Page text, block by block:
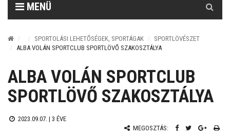
MENÜ
SPORTOLÁSI LEHETŐSÉGEK, SPORTÁGAK
SPORTLÖVÉSZET
ALBA VOLÁN SPORTCLUB SPORTLÖVŐ SZAKOSZTÁLYA
ALBA VOLÁN SPORTCLUB
SPORTLÖVŐ SZAKOSZTÁLYA
2023.09.07. | 3 ÉVE
MEGOSZTÁS: